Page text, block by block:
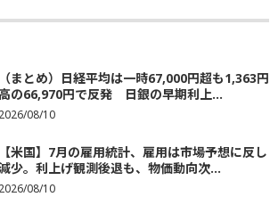
（まとめ）日経平均は一時67,000円超も1,363円
高の66,970円で反発 日銀の早期利上...
2026/08/10
【米国】7月の雇用統計、雇用は市場予想に反し
少。利上げ観測後退も、物価動向次...
2026/08/10